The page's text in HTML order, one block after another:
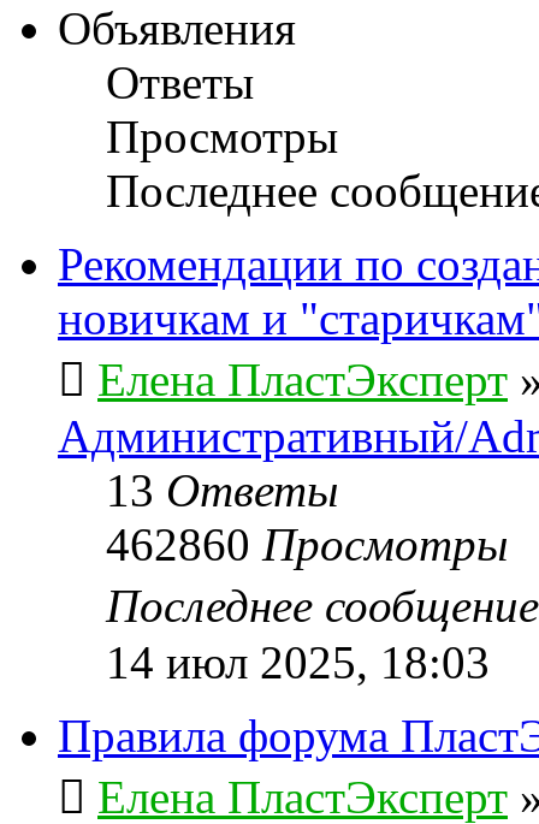
Объявления
Ответы
Просмотры
Последнее
Рекомендации по
новичкам и
Елена ПластЭксперт
Административный/
13 Ответы
462860 Просмотры
Последнее
14 июл 2025, 18:03
Правила форума
Елена ПластЭксперт